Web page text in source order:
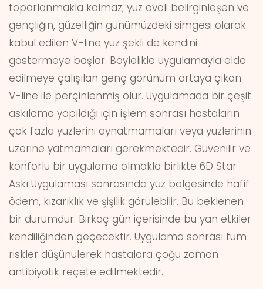
toparlanmakla kalmaz; yüz ovali belirginleşen ve
gençliğin, güzelliğin günümüzdeki simgesi olarak
kabul edilen V-line yüz şekli de kendini
göstermeye başlar. Böylelikle uygulamayla elde
edilmeye çalışılan genç görünüm ortaya çıkan
V-line ile perçinlenmiş olur. Uygulamada bir çeşit
askılama yapıldığı için işlem sonrası hastaların
çok fazla yüzlerini oynatmamaları veya yüzlerinin
üzerine yatmamaları gerekmektedir. Güvenilir ve
konforlu bir uygulama olmakla birlikte 6D Star
Askı Uygulaması sonrasında yüz bölgesinde hafif
ödem, kızarıklık ve şişilik görülebilir. Bu beklenen
bir durumdur. Birkaç gün içerisinde bu yan etkiler
kendiliğinden geçecektir. Uygulama sonrası tüm
riskler düşünülerek hastalara çoğu zaman
antibiyotik reçete edilmektedir.